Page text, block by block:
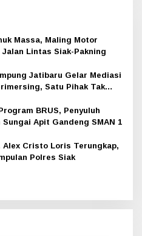
Massa, Maling Motor
Lintas Siak-Pakning
Jatibaru Gelar Mediasi
Satu Pihak Tak
BRUS, Penyuluh
Apit Gandeng SMAN 1
Alex Cristo Loris Terungkap,
Polres Siak